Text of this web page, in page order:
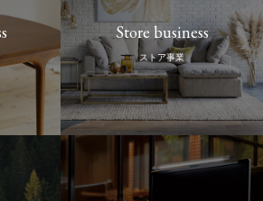
Store business
ストア事業